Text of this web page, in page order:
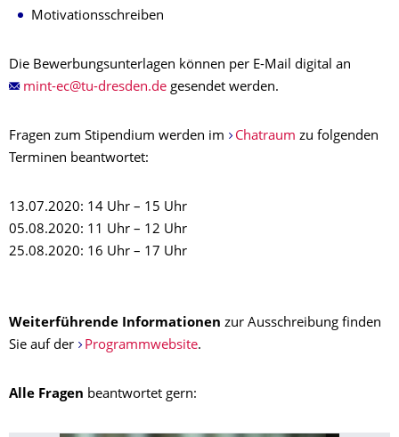
Motivationsschreiben
Die Bewerbungsunterlagen können per E-Mail digital an
gesendet werden.
Fragen zum Stipendium werden im Chatraum zu folgenden
Terminen beantwortet:
13.07.2020: 14 Uhr – 15 Uhr
05.08.2020: 11 Uhr – 12 Uhr
25.08.2020: 16 Uhr – 17 Uhr
Weiterführende Informationen zur Ausschreibung finden
Sie auf der
Programmwebsite.
Alle Fragen beantwortet gern: